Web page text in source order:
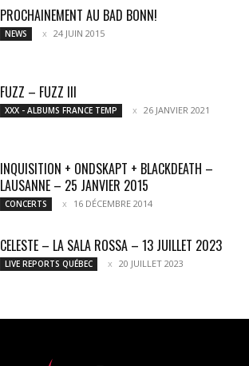
PROCHAINEMENT AU BAD BONN!
NEWS 24 JUIN 2015
FUZZ – FUZZ III
XXX - ALBUMS FRANCE TEMP 26 JANVIER 2021
INQUISITION + ONDSKAPT + BLACKDEATH –
LAUSANNE – 25 JANVIER 2015
CONCERTS 16 DÉCEMBRE 2014
CELESTE – LA SALA ROSSA – 13 JUILLET 2023
LIVE REPORTS QUÉBEC 20 JUILLET 2023